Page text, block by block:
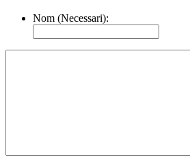
Nom (Necessari):